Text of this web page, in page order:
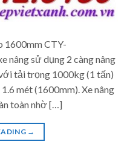
1600mm CTY-
nâng sử dụng 2 càng nâng
tải trọng 1000kg (1 tấn)
mét (1600mm). Xe nâng
toàn nhờ […]
→